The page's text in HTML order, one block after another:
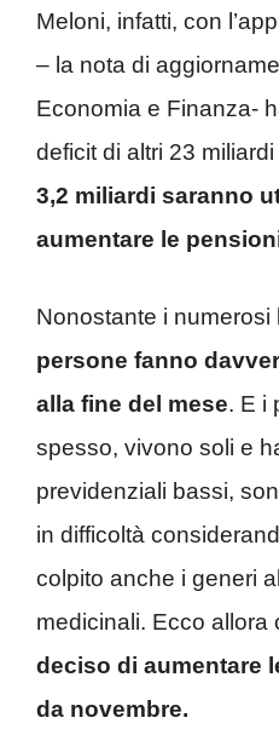
Meloni, infatti, con
– la nota di
Economia e Finanza-
deficit di altri 23
3,2 miliardi saranno
aumentare le
Nonostante i numerosi
persone fanno
alla fine del mese. E i
spesso, vivono soli e
previdenziali bassi,
in difficoltà
colpito anche i generi
medicinali. Ecco allora
deciso di aumentare
da novembre.